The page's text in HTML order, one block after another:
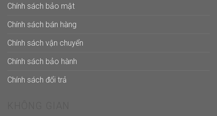
Chính sách bảo mật
Chính sách bán hàng
Chính sách vận chuyển
Chính sách bảo hành
Chính sách đổi trả